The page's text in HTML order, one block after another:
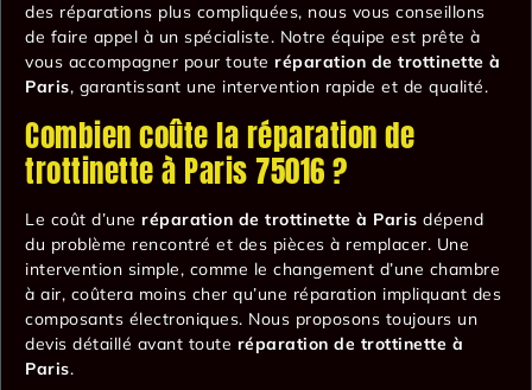
des réparations plus compliquées, nous vous conseillons
de faire appel à un spécialiste. Notre équipe est prête à
vous accompagner pour toute réparation de trottinette à
Paris, garantissant une intervention rapide et de qualité.
Combien coûte la réparation de
trottinette à Paris 75016 ?
Le coût d’une réparation de trottinette à Paris dépend
du problème rencontré et des pièces à remplacer. Une
intervention simple, comme le changement d’une chambre
à air, coûtera moins cher qu’une réparation impliquant des
composants électroniques. Nous proposons toujours un
devis détaillé avant toute réparation de trottinette à
Paris.